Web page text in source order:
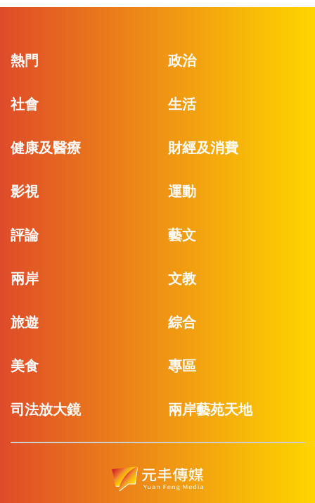
熱門 政治
社會 生活
健康及醫療 財經及消費
影視 運動
評論 藝文
兩岸 文教
旅遊 綜合
美食 專區
司法放大鏡 兩岸藝苑天地